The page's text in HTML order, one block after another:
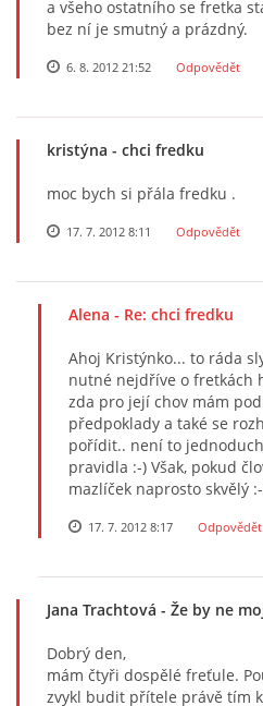
a všeho ostatního se fretka
bez ní je smutný a prázdný.
6. 8. 2012 21:52 Odpovědět
kristýna - chci fredku
moc bych si přála fredku .
17. 7. 2012 8:11 Odpovědět
Alena - Re: chci fredku
Ahoj Kristýnko... to ráda
nutné nejdříve o fretkách
zda pro její chov mám
předpoklady a také se
pořídit.. není to
pravidla :-) Však, pokud
mazlíček naprosto skvělý
17. 7. 2012 8:17 Odpovědět
Jana Trachtová - Že by ne
Dobrý den,
mám čtyři dospělé freťule.
zvykl budit přítele právě tím